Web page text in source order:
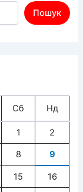
Пошук
Сб Нд
1 2
8 9
15 16